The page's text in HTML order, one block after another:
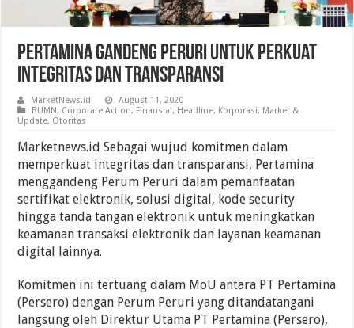
Pertamina Gandeng Peruri Untuk Perkuat
Integritas Dan Transparansi
MarketNews.id
August 11, 2020
BUMN, Corporate Action, Finansial, Headline, Korporasi, Market &
Update, Otoritas
Marketnews.id Sebagai wujud komitmen dalam
memperkuat integritas dan transparansi, Pertamina
menggandeng Perum Peruri dalam pemanfaatan
sertifikat elektronik, solusi digital, kode security
hingga tanda tangan elektronik untuk meningkatkan
keamanan transaksi elektronik dan layanan keamanan
digital lainnya.
Komitmen ini tertuang dalam MoU antara PT Pertamina
(Persero) dengan Perum Peruri yang ditandatangani
langsung oleh Direktur Utama PT Pertamina (Persero),